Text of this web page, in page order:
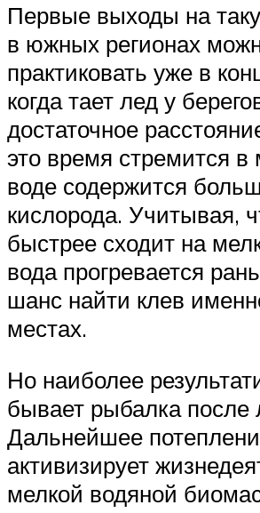
Первые выходы на
в южных регионах
практиковать уже в
когда тает лед у
достаточное
это время стремится в
воде содержится
кислорода. Учитывая,
быстрее сходит на
вода прогревается
шанс найти клев
местах.
Но наиболее
бывает рыбалка после
Дальнейшее
активизирует
мелкой водяной